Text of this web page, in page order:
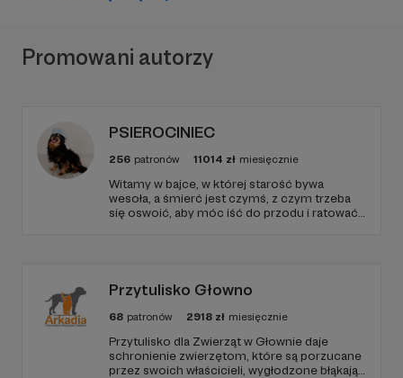
Promowani autorzy
PSIEROCINIEC
256 patronów 11014 zł miesięcznie
Witamy w bajce, w której starość bywa
wesoła, a śmierć jest czymś, z czym trzeba
się oswoić, aby móc iść do przodu i ratować
Przytulisko Głowno
68 patronów 2918 zł miesięcznie
Przytulisko dla Zwierząt w Głownie daje
schronienie zwierzętom, które są porzucane
przez swoich właścicieli, wygłodzone błąkają